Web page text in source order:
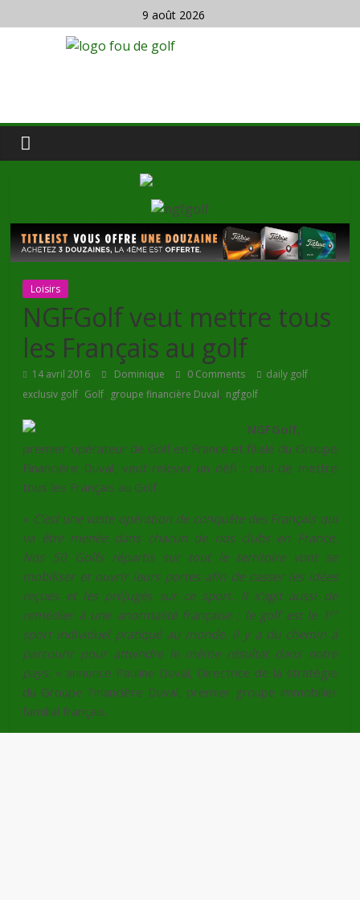
9 août 2026
Loisirs
NGFGolf veut mettre tous
les Français au golf
14 avril 2016 Dominique 0 Comments daily golf,
exclusiv golf, Golf, groupe financière Duval, ngfgolf
NGFGolf,
premier opérateur de Golf en France et filiale du Groupe
Financière Duval, veut relever un défi : celui de mettre
tous les Français au Golf.
« C’est une vaste opération de conquête des Français qui
va être menée dans chacun de nos clubs en France.
Nos 50 Golfs répartis sur tout le territoire vont se
mobiliser et ouvrir leurs portes afin de casser les idées
reçues et les préjugés sur ce sport. Il s’agit aussi de
remédier à une anormalité française ; le golf est le 1er
sport individuel pratiqué au monde, il y a du chemin à
parcourir pour atteindre le même résultat dans notre
pays. » annonce Pauline Duval, Directrice de la stratégie
du Groupe Financière Duval, premier groupe immobilier
familial français.